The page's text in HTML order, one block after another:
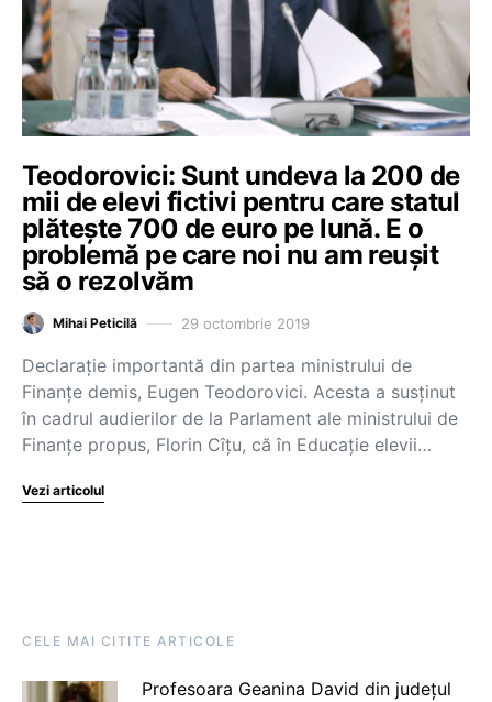
Teodorovici: Sunt undeva la 200 de
mii de elevi fictivi pentru care statul
plătește 700 de euro pe lună. E o
problemă pe care noi nu am reușit
să o rezolvăm
Mihai Peticilă 29 octombrie 2019
Declarație importantă din partea ministrului de
Finanțe demis, Eugen Teodorovici. Acesta a susținut
în cadrul audierilor de la Parlament ale ministrului de
Finanțe propus, Florin Cîțu, că în Educație elevii…
Vezi articolul
CELE MAI CITITE ARTICOLE
Profesoara Geanina David din județul